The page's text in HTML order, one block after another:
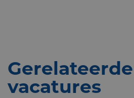
Gerelateerde
vacatures